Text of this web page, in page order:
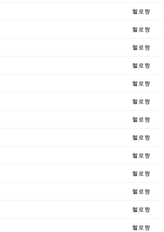
헬로짱
헬로짱
헬로짱
헬로짱
헬로짱
헬로짱
헬로짱
헬로짱
헬로짱
헬로짱
헬로짱
헬로짱
헬로짱